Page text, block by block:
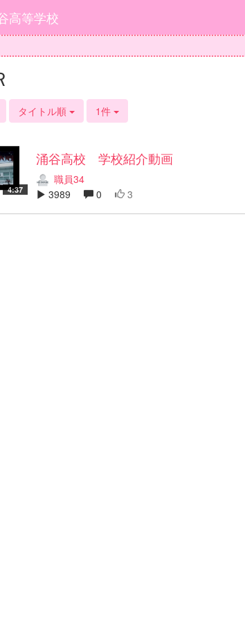
高等学校
タイトル順 1件
4:37
涌谷高校 学校紹介動画
職員34
3989
0 3